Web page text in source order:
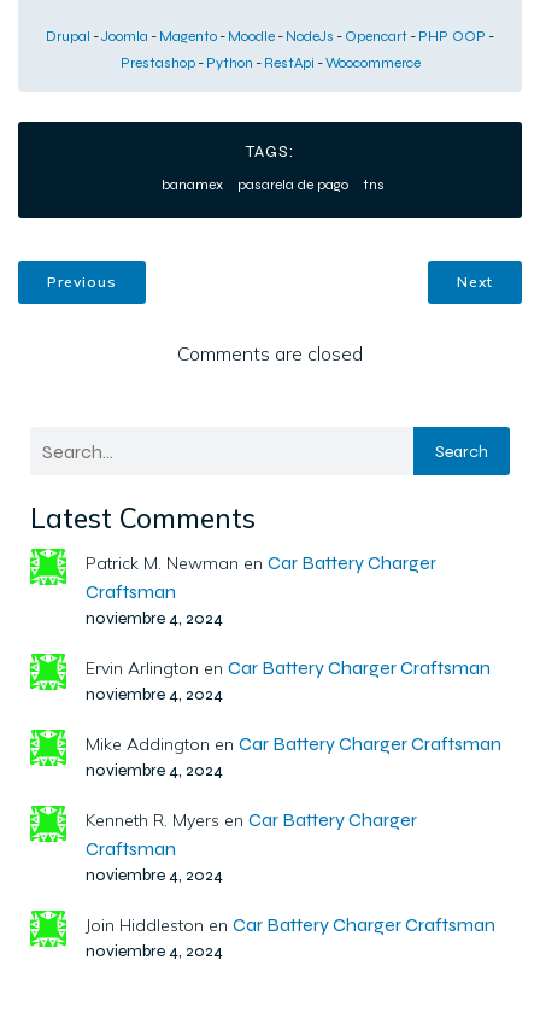
Drupal -Joomla - Magento - Moodle - NodeJs - Opencart - PHP OOP -
Prestashop - Python - RestApi -Woocommerce
TAGS:
banamex pasarela de pago tns
Previous Next
Comments are closed
Search
Latest Comments
Patrick M. Newman en Car Battery Charger
Craftsman
noviembre 4, 2024
Ervin Arlington en Car Battery Charger Craftsman
noviembre 4, 2024
Mike Addington en Car Battery Charger Craftsman
noviembre 4, 2024
Kenneth R. Myers en Car Battery Charger
Craftsman
noviembre 4, 2024
Join Hiddleston en Car Battery Charger Craftsman
noviembre 4, 2024